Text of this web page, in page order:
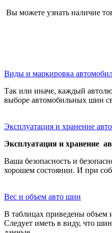
Вы можете узнать наличие
Виды и маркировка
Так или иначе, каждый
выборе автомобильных шин
Эксплуатация и хранение
Эксплуатация и хранение
Ваша безопасность и
хорошем состоянии. И при
Вес и объем авто шин
В таблицах приведены объем
Следует иметь в виду, что